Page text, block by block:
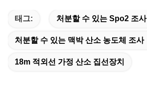
태그: 처분할 수 있는 Spo2 조사
처분할 수 있는 맥박 산소 농도체 조사
18m 적외선 가정 산소 집선장치